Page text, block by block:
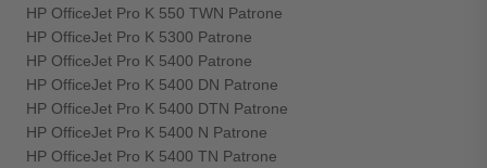
HP OfficeJet Pro K 550 TWN Patrone
HP OfficeJet Pro K 5300 Patrone
HP OfficeJet Pro K 5400 Patrone
HP OfficeJet Pro K 5400 DN Patrone
HP OfficeJet Pro K 5400 DTN Patrone
HP OfficeJet Pro K 5400 N Patrone
HP OfficeJet Pro K 5400 TN Patrone